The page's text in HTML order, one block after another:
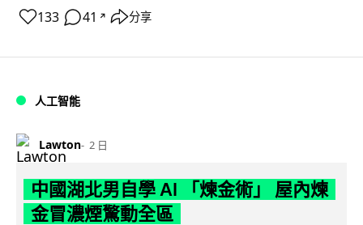
133 41 ↗ 分享
人工智能
Lawton 2 日
中國湖北男自學 AI 「煉金術」 屋內煉
金冒濃煙驚動全區